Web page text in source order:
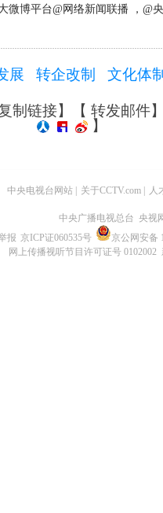
微博平台@网络新闻联播 ，@
展 转企改制 文化体
制链接】【 转发邮件
】
中央电视台网站 关于CCTV.com 人
中央广播电视总台 央视
报 京ICP证060535号
京公网安备
网上传播视听节目许可证号 0102002